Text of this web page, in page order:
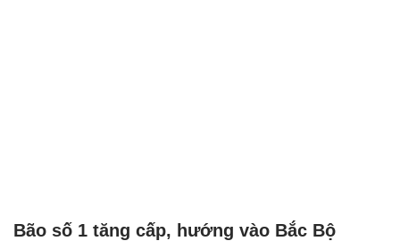
Bão số 1 tăng cấp, hướng vào Bắc Bộ